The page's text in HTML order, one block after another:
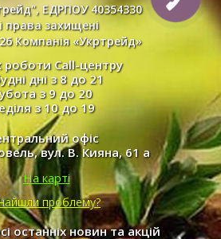
ЕДРПОУ 40354330
права захищені
Компанія «Укртрейд»
роботи Call-центру
дні з 8 до 21
з 9 до 20
з 10 до 19
проблему?
офіс
вул. В. Кияна, 61 а
На карті
останніх новин та акцій